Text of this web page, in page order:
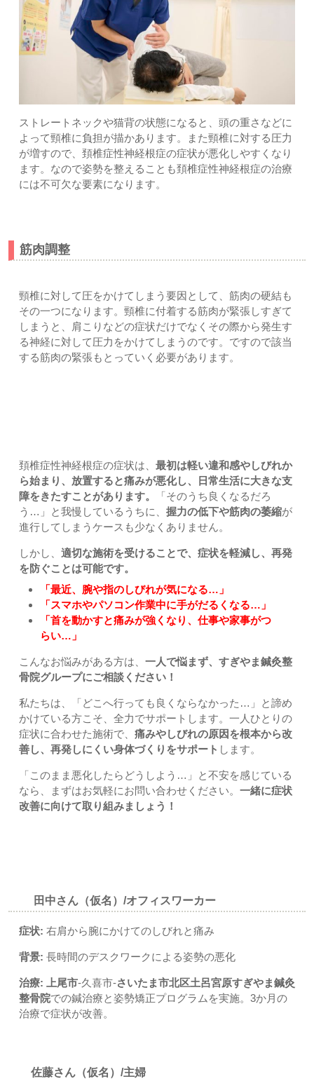
ストレートネックや猫背の状態になると、頭の重さなどに
よって頸椎に負担が描かあります。また頸椎に対する圧力
が増すので、頚椎症性神経根症の症状が悪化しやすくなり
ます。なので姿勢を整えることも頚椎症性神経根症の治療
には不可欠な要素になります。
筋肉調整
頸椎に対して圧をかけてしまう要因として、筋肉の硬結も
その一つになります。頸椎に付着する筋肉が緊張しすぎて
しまうと、肩こりなどの症状だけでなくその際から発生す
る神経に対して圧力をかけてしまうのです。ですので該当
する筋肉の緊張もとっていく必要があります。
頚椎症性神経根症の症状は、 最初は軽い違和感やしびれか
ら始まり、放置すると痛みが悪化し、日常生活に大きな支
障をきたすことがあります。
「そのうち良くなるだろ
う…」と我慢しているうちに、 握力の低下や筋肉の萎縮が
進行してしまうケースも少なくありません。
しかし、 適切な施術を受けることで、症状を軽減し、再発
を防ぐことは可能です。
「最近、腕や指のしびれが気になる…」
「スマホやパソコン作業中に手がだるくなる…」
「首を動かすと痛みが強くなり、仕事や家事がつ
らい…」
こんなお悩みがある方は、 一人で悩まず、すぎやま鍼灸整
骨院グループにご相談ください！
私たちは、「どこへ行っても良くならなかった…」と諦め
かけている方こそ、全力でサポートします。一人ひとりの
症状に合わせた施術で、 痛みやしびれの原因を根本から改
善し、再発しにくい身体づくりをサポート します。
「このまま悪化したらどうしよう…」と不安を感じている
なら、まずはお気軽にお問い合わせください。 一緒に症状
改善に向けて取り組みましょう！
田中さん（仮名）/オフィスワーカー
症状: 右肩から腕にかけてのしびれと痛み
背景: 長時間のデスクワークによる姿勢の悪化
治療: 上尾市-久喜市-さいたま市北区土呂宮原すぎやま鍼灸
整骨院での鍼治療と姿勢矯正プログラムを実施。3か月の
治療で症状が改善。
佐藤さん（仮名）/主婦